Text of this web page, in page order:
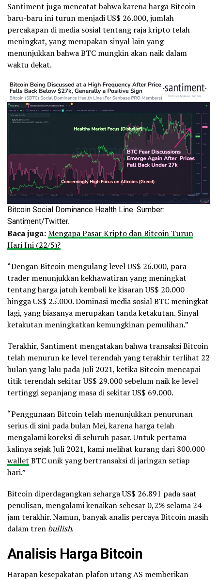
Santiment juga mencatat bahwa karena harga Bitcoin
baru-baru ini turun menjadi US$ 26.000, jumlah
percakapan di media sosial tentang raja kripto telah
meningkat, yang merupakan sinyal lain yang
menunjukkan bahwa BTC mungkin akan naik dalam
waktu dekat.
Bitcoin Social Dominance Health Line. Sumber:
Santiment/Twitter.
Baca juga:Mengapa Pasar Kripto dan Bitcoin Turun
Hari Ini (22/5)?
“Dengan Bitcoin mengulang level US$ 26.000, para
trader menunjukkan kekhawatiran yang meningkat
tentang harga jatuh kembali ke kisaran US$ 20.000
hingga US$ 25.000. Dominasi media sosial BTC meningkat
lagi, yang biasanya merupakan tanda ketakutan. Sinyal
ketakutan meningkatkan kemungkinan pemulihan.”
Terakhir, Santiment mengatakan bahwa transaksi Bitcoin
telah menurun ke level terendah yang terakhir terlihat 22
bulan yang lalu pada Juli 2021, ketika Bitcoin mencapai
titik terendah sekitar US$ 29.000 sebelum naik ke level
tertinggi sepanjang masa di sekitar US$ 69.000.
“Penggunaan Bitcoin telah menunjukkan penurunan
serius di sini pada bulan Mei, karena harga telah
mengalami koreksi di seluruh pasar. Untuk pertama
kalinya sejak Juli 2021, kami melihat kurang dari 800.000
wallet BTC unik yang bertransaksi di jaringan setiap
hari.”
Bitcoin diperdagangkan seharga US$ 26.891 pada saat
penulisan, mengalami kenaikan sebesar 0,2% selama 24
jam terakhir. Namun, banyak analis percaya Bitcoin masih
dalam tren bullish.
Analisis Harga Bitcoin
Harapan kesepakatan plafon utang AS memberikan